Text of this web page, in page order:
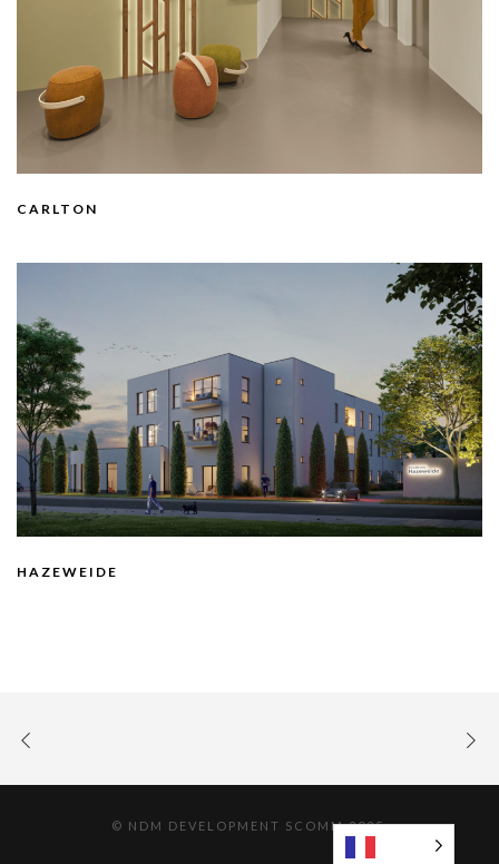
CARLTON
HAZEWEIDE
© NDM DEVELOPMENT SCOMM 2025.